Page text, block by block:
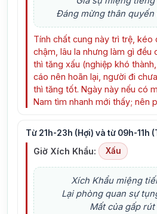
Đáng mừng thân quyến
Tính chất cung này trì trệ, kéo
chậm, lâu la nhưng làm gì đều
thì tăng xấu (nghiệp khó
cáo nên hoãn lại, người đi
thì tăng tốt. Ngày này nếu có
Nam tìm nhanh mới thấy; nên
Từ 21h-23h (Hợi) và từ 09h-11h
Giờ Xích Khẩu: Xấu
Xích Khẩu miệng
Lại phòng quan sự
Mất của gấp